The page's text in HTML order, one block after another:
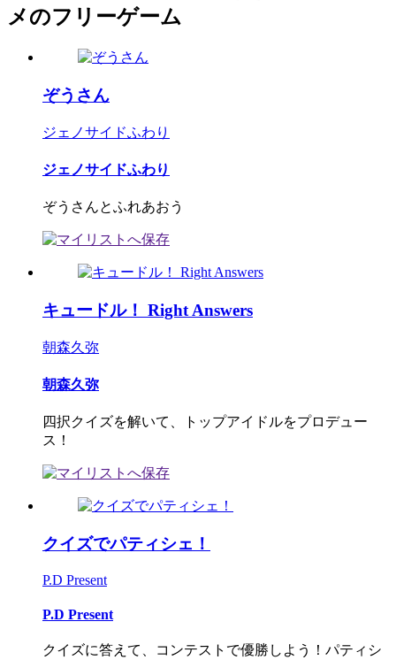
メのフリーゲーム
ぞうさん
ジェノサイドふわり
ジェノサイドふわり
ぞうさんとふれあおう
キュードル！ Right Answers
朝森久弥
朝森久弥
四択クイズを解いて、トップアイドルをプロデュー
ス！
クイズでパティシェ！
P.D Present
P.D Present
クイズに答えて、コンテストで優勝しよう！パティシ